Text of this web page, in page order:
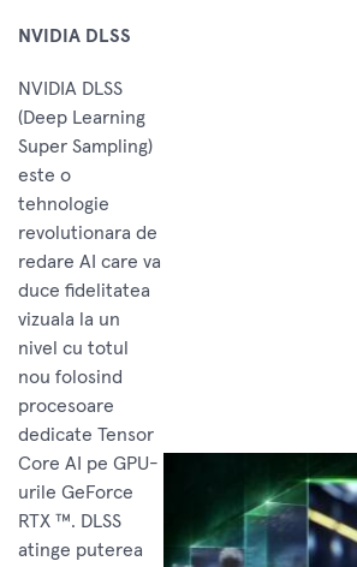
NVIDIA DLSS
NVIDIA DLSS
(Deep Learning
Super Sampling)
este o
tehnologie
revolutionara de
redare AI care va
duce fidelitatea
vizuala la un
nivel cu totul
nou folosind
procesoare
dedicate Tensor
Core AI pe GPU-
urile GeForce
RTX ™. DLSS
atinge puterea